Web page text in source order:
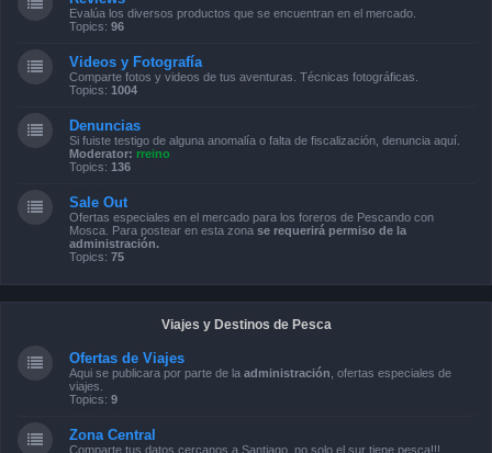
Evalúa los diversos productos que se encuentran en el mercado.
Topics: 96
Videos y Fotografía
Comparte fotos y videos de tus aventuras. Técnicas fotográficas.
Topics: 1004
Denuncias
Si fuiste testigo de alguna anomalía o falta de fiscalización, denuncia aquí.
Moderator: rreino
Topics: 136
Sale Out
Ofertas especiales en el mercado para los foreros de Pescando con
Mosca. Para postear en esta zona se requerirá permiso de la
administración.
Topics: 75
Viajes y Destinos de Pesca
Ofertas de Viajes
Aqui se publicara por parte de la administración , ofertas especiales de
viajes.
Topics: 9
Zona Central
Comparte tus datos cercanos a Santiago..no solo el sur tiene pesca!!!